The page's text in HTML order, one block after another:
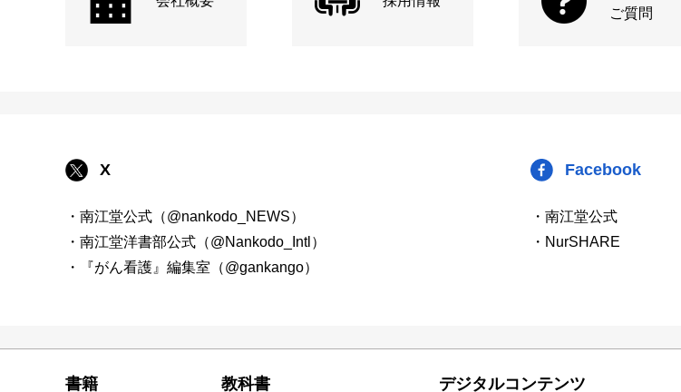
ご質問
X
・南江堂公式（@nankodo_NEWS）
・南江堂洋書部公式（@Nankodo_Intl）
・『がん看護』編集室（@gankango）
Facebook
・南江堂公式
・NurSHARE
書籍 教科書 デジタルコンテンツ